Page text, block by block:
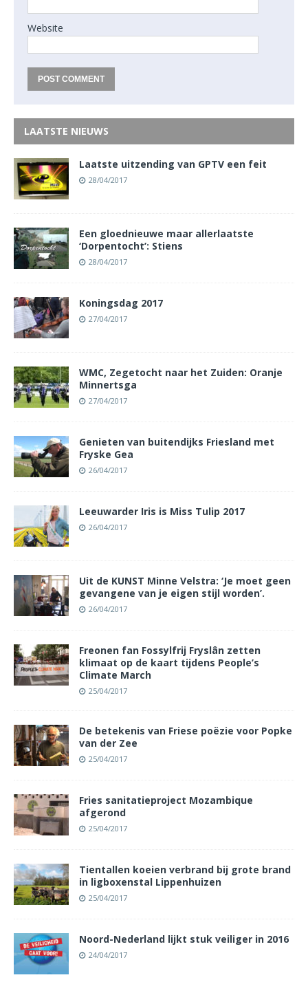
Website
LAATSTE NIEUWS
Laatste uitzending van GPTV een feit
28/04/2017
Een gloednieuwe maar allerlaatste
‘Dorpentocht’: Stiens
28/04/2017
Koningsdag 2017
27/04/2017
WMC, Zegetocht naar het Zuiden: Oranje
Minnertsga
27/04/2017
Genieten van buitendijks Friesland met
Fryske Gea
26/04/2017
Leeuwarder Iris is Miss Tulip 2017
26/04/2017
Uit de KUNST Minne Velstra: ‘Je moet geen
gevangene van je eigen stijl worden’.
26/04/2017
Freonen fan Fossylfrij Fryslân zetten
klimaat op de kaart tijdens People’s
Climate March
25/04/2017
De betekenis van Friese poëzie voor Popke
van der Zee
25/04/2017
Fries sanitatieproject Mozambique
afgerond
25/04/2017
Tientallen koeien verbrand bij grote brand
in ligboxenstal Lippenhuizen
25/04/2017
Noord-Nederland lijkt stuk veiliger in 2016
24/04/2017